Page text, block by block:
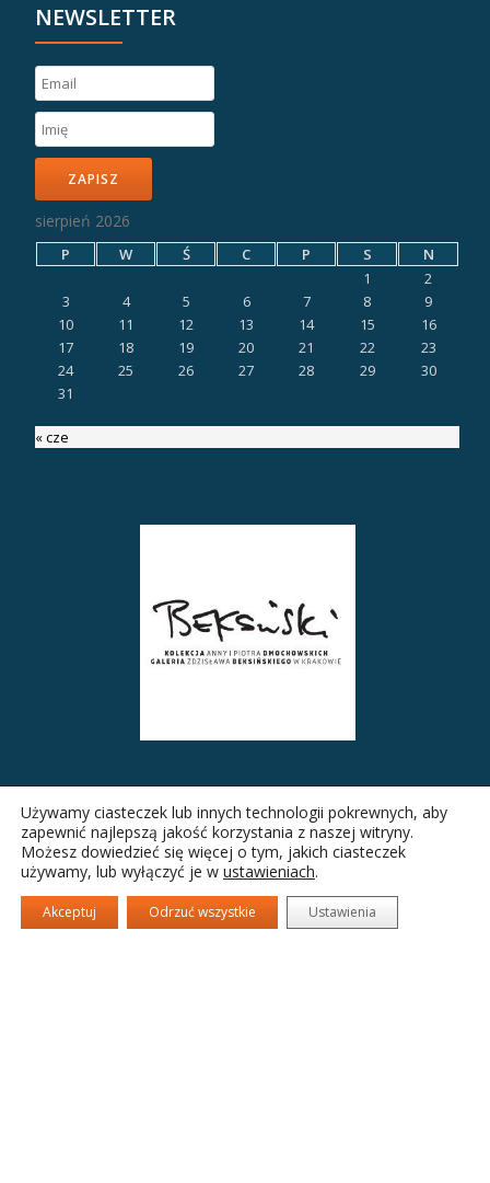
NEWSLETTER
ZAPISZ
sierpień 2026
P W Ś C P S
N
1
2
3
4 5 6 7 8
9
10
11 12 13 14 15
16
17
18 19 20 21 22
23
24
25 26 27 28 29
30
31
« cze
Używamy ciasteczek lub innych technologii pokrewnych, aby
zapewnić najlepszą jakość korzystania z naszej witryny.
Możesz dowiedzieć się więcej o tym, jakich ciasteczek
używamy, lub wyłączyć je w ustawieniach.
Akceptuj Odrzuć wszystkie Ustawienia